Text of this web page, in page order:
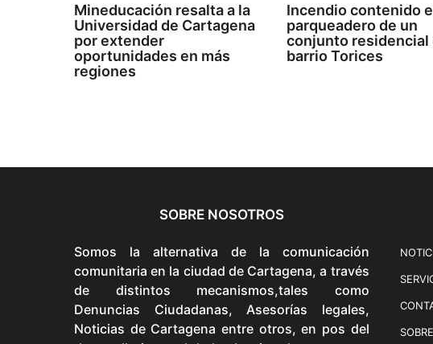
Mineducación resalta a la
Universidad de Cartagena
por extender
oportunidades en más
regiones
Incendio contenido
parqueadero de un
conjunto residencial
barrio Torices
SOBRE NOSOTROS
Somos la alternativa de la comunicación
comunitaria en la ciudad de Cartagena, a través
de distintos mecanismos,tales como
Denuncias Ciudadanas, Asesorías legales,
Noticias de Cartagena entre otros, en pos del